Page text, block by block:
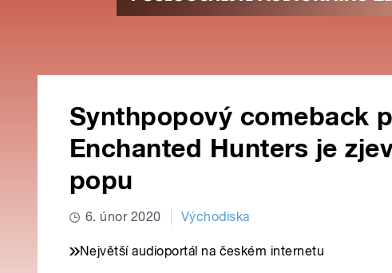
Synthpopový comeback
Enchanted Hunters je
popu
6. únor 2020 Východiska
Největší audioportál na českém internetu